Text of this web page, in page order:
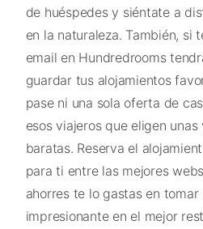
de huéspedes y siéntate a
en la naturaleza. También, si
email en Hundredrooms
guardar tus alojamientos
pase ni una sola oferta de
esos viajeros que eligen
baratas. Reserva el
para ti entre las mejores
ahorres te lo gastas en tomar
impresionante en el mejor